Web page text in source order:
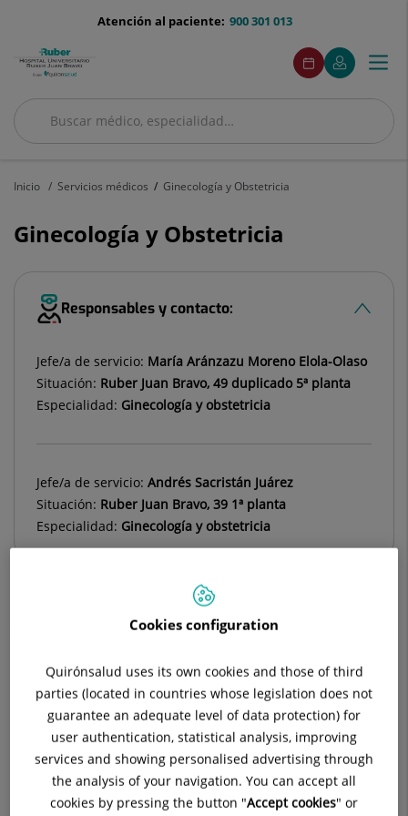
menu-
900 301 013
Atención al paciente:
Buscar
Buscar
menuAcceso
Pedir
cita
Este
enlace
se
en
Mi
Quirónsalud
Este
enlace
se
en
ventana
nueva.
Menú
Inicio Servicios médicos Ginecología y Obstetricia
Ginecología y Obstetricia
Responsables y contacto:
Jefe/a de servicio: María Aránzazu Moreno Elola-Olaso
Situación: Ruber Juan Bravo, 49 duplicado 5ª planta
Especialidad: Ginecología y obstetricia
Jefe/a de servicio: Andrés Sacristán Juárez
Situación: Ruber Juan Bravo, 39 1ª planta
Especialidad: Ginecología y obstetricia
Descripción Equipos Médicos
Consulta lainformación completade esta
especialidaden laweb de Quirónsalud.
Cookies configuration
Quirónsalud uses its own cookies and those of third
parties (located in countries whose legislation does not
guarantee an adequate level of data protection) for
user authentication, statistical analysis, improving
services and showing personalised advertising through
the analysis of your navigation. You can accept all
cookies by pressing the button "Accept cookies" or